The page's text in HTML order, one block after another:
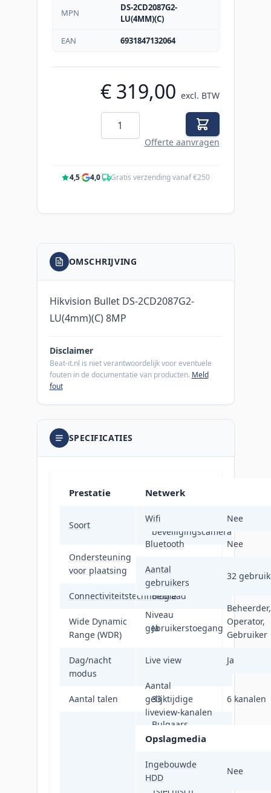
MPN
DS-2CD2087G2-
LU(4MM)(C)
EAN
6931847132064
€ 319,00 excl. BTW
Aantal
Offerte aanvragen
4,5· 4,0· Gratis verzending vanaf €250
OMSCHRIJVING
Hikvision Bullet DS-2CD2087G2-
LU(4mm)(C) 8MP
Disclaimer
Beat-it.nl is niet verantwoordelijk voor eventuele
fouten in de documentatie van producten. Meld
fout
SPECIFICATIES
Prestatie
Soort
IP-
beveiligingscamera
Ondersteuning
voor plaatsing
Binnen & buiten
Connectiviteitstechnologie
Bedraad
Wide Dynamic
Range (WDR)
Ja
Dag/nacht
modus
Ja
Aantal talen 33
Bulgaars,
Vereenvoudigd
Traditioneel
Chinees,
Netwerk
Wifi Nee
Bluetooth Nee
Aantal
gebruikers
32
Niveau
gebruikerstoegang
Beheerder,
Operator,
Gebruiker
Live view Ja
Aantal
gelijktijdige
liveview-kanalen
6 kanalen
Opslagmedia
Ingebouwde
HDD
Nee